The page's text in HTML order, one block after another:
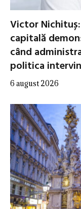
Victor
capitală
când
politica
6 august 2026